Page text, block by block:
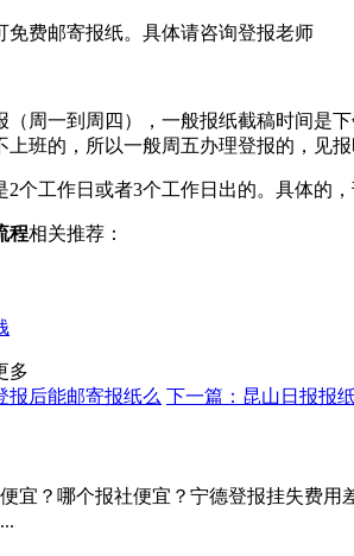
免费邮寄报纸。具体请咨询登报老师
周一到周四），一般报纸截稿时间是
上班的，所以一般周五办理登报的，见
个工作日或者3个工作日出的。具体的
程相关推荐：
多
报后能邮寄报纸么 下一篇：昆山日报报
宜？哪个报社便宜？宁德登报挂失费